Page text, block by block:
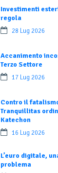
Investimenti
regola
28 Lug 2026
Accanimento
Terzo Settore
17 Lug 2026
Contro il
Tranquillitas
Katechon
16 Lug 2026
L’euro digitale,
problema